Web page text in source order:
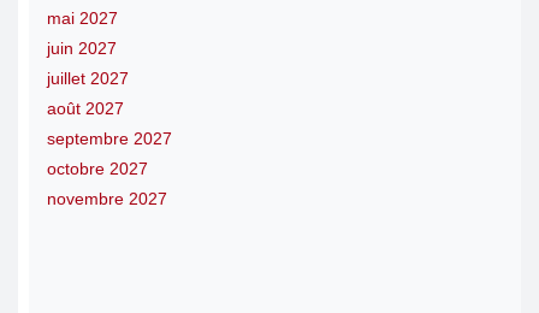
mai 2027
juin 2027
juillet 2027
août 2027
septembre 2027
octobre 2027
novembre 2027